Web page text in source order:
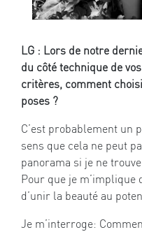
LG : Lors de notre
du côté technique de
critères, comment
poses ?
C’est probablement un
sens que cela ne peut
panorama si je ne
Pour que je m’implique
d’unir la beauté au
Je m’interroge: